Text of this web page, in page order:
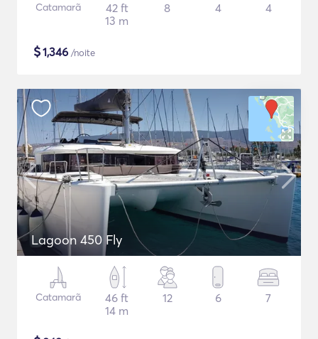
Catamarã
42 ft
13 m
8 4 4
$1,346 /noite
Lagoon 450 Fly
Catamarã
46 ft
14 m
12 6 7